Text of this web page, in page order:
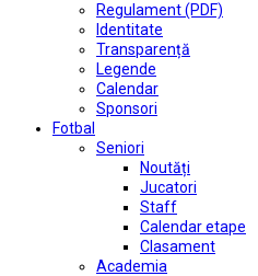
Regulament (PDF)
Identitate
Transparență
Legende
Calendar
Sponsori
Fotbal
Seniori
Noutăți
Jucatori
Staff
Calendar etape
Clasament
Academia